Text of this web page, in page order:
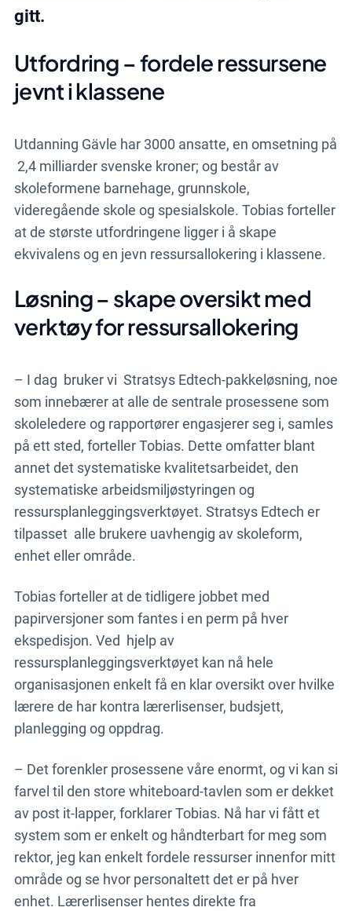
gitt.
Utfordring – fordele ressursene
jevnt i klassene
Utdanning Gävle har 3000 ansatte, en omsetning på
2,4 milliarder svenske kroner; og består av
skoleformene barnehage, grunnskole,
videregående skole og spesialskole. Tobias forteller
at de største utfordringene ligger i å skape
ekvivalens og en jevn ressursallokering i klassene.
Løsning – skape oversikt med
verktøy for ressursallokering
– I dag brukervi Stratsys Edtech-pakkeløsning, noe
som innebærer at alle de sentrale prosessene som
skoleledere og rapportører engasjerer seg i, samles
på ett sted, forteller Tobias. Dette omfatter blant
annet det systematiske kvalitetsarbeidet, den
systematiske arbeidsmiljøstyringen og
ressursplanleggingsverktøyet. Stratsys Edtech er
tilpasset alle brukere uavhengig av skoleform,
enhet eller område.
Tobias forteller at de tidligere jobbet med
papirversjoner som fantes i en perm på hver
ekspedisjon. Ved
hjelp av
ressursplanleggingsverktøyet kan nå hele
organisasjonen enkelt få en klar oversikt over hvilke
lærere de har kontra lærerlisenser, budsjett,
planlegging og oppdrag.
– Det forenkler prosessene våre enormt, og vi kan si
farvel til den store whiteboard-tavlen som er dekket
av post it-lapper, forklarerTobias. Nå har vi fått et
system som er enkelt og håndterbart for meg som
rektor, jeg kan enkelt fordele ressurser innenfor mitt
område og se hvor personaltett det er på hver
enhet. Lærerlisenser hentes direkte fra